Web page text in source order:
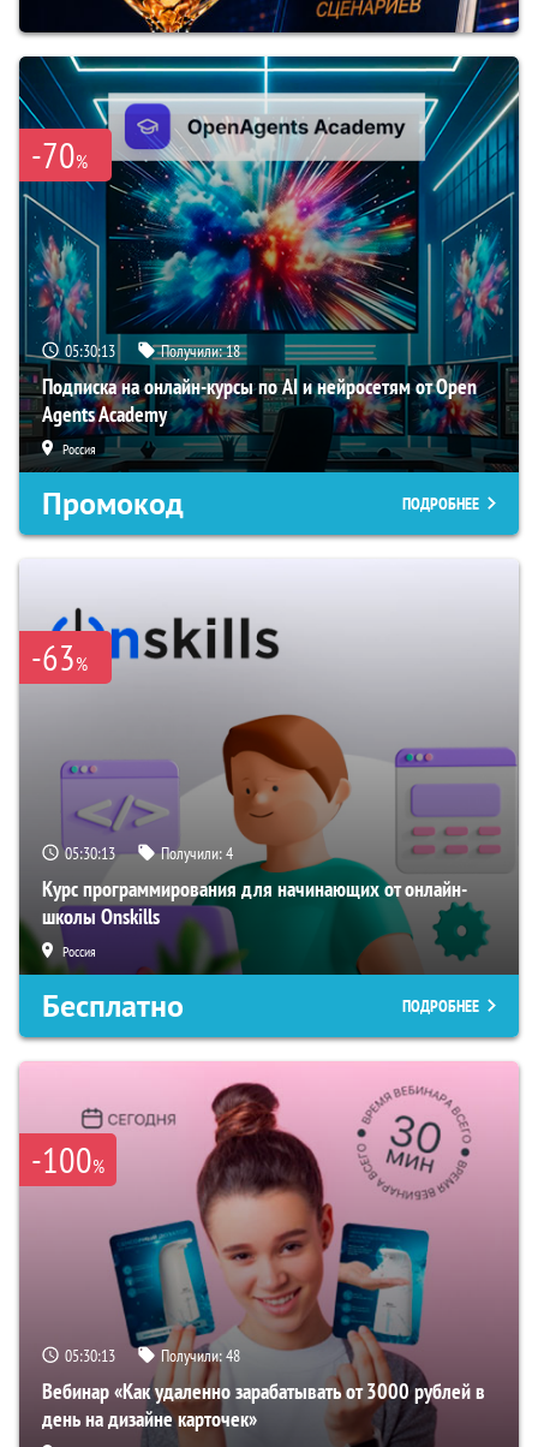
-70%
05:30:12 Получили:18
Подписка на онлайн-курсы по AI и нейросетям от Open
Agents Academy
Россия
Промокод ПОДРОБНЕЕ
-63%
05:30:12 Получили:4
Курс программирования для начинающих от онлайн-
школы Onskills
Россия
Бесплатно ПОДРОБНЕЕ
-100%
05:30:12 Получили:48
Вебинар «Как удаленно зарабатывать от 3000 рублей в
день на дизайне карточек»